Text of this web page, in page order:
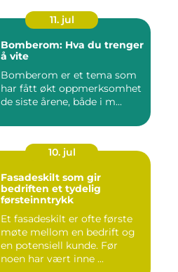
11. jul
Bomberom: Hva du trenger
å vite
Bomberom er et tema som
har fått økt oppmerksomhet
de siste årene, både i m...
10. jul
Fasadeskilt som gir
bedriften et tydelig
førsteinntrykk
Et fasadeskilt er ofte første
møte mellom en bedrift og
en potensiell kunde. Før
noen har vært inne ...